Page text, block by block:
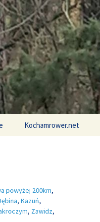
Kochamrower.net
powyżej 200km,
, Kazuń,
, Zawidz,